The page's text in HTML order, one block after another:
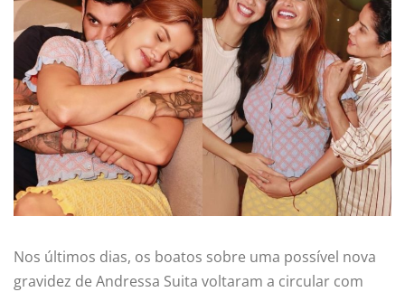
Nos últimos dias, os boatos sobre uma possível nova
gravidez de Andressa Suita voltaram a circular com